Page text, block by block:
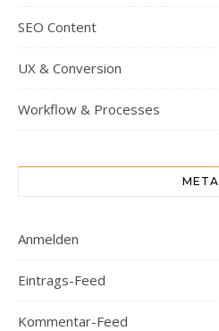
SEO Content
UX & Conversion
Workflow & Processes
META
Anmelden
Eintrags-Feed
Kommentar-Feed